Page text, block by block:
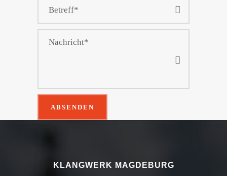
KLANGWERK MAGDEBURG